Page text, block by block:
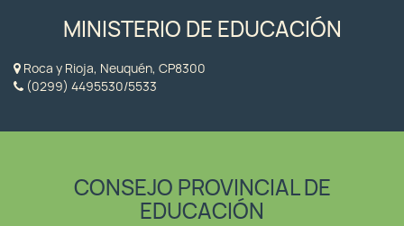
MINISTERIO DE EDUCACIÓN
Roca y Rioja, Neuquén, CP8300
(0299) 4495530/5533
CONSEJO PROVINCIAL DE
EDUCACIÓN